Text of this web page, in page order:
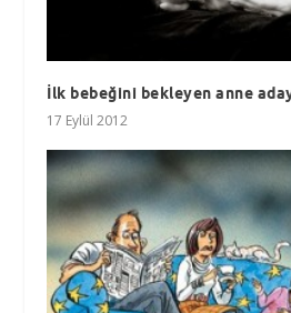
İlk bebeğini bekleyen anne
17 Eylül 2012